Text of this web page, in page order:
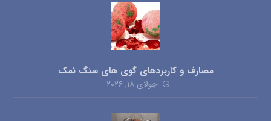
مصارف و کاربردهای گوی های سنگ نمک
جولای ۱۸, ۲۰۲۶